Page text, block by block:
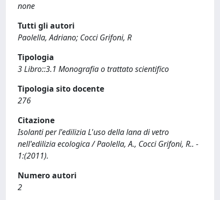
none
Tutti gli autori
Paolella, Adriano; Cocci Grifoni, R
Tipologia
3 Libro::3.1 Monografia o trattato scientifico
Tipologia sito docente
276
Citazione
Isolanti per l'edilizia L'uso della lana di vetro
nell'edilizia ecologica / Paolella, A., Cocci Grifoni, R.. -
1:(2011).
Numero autori
2